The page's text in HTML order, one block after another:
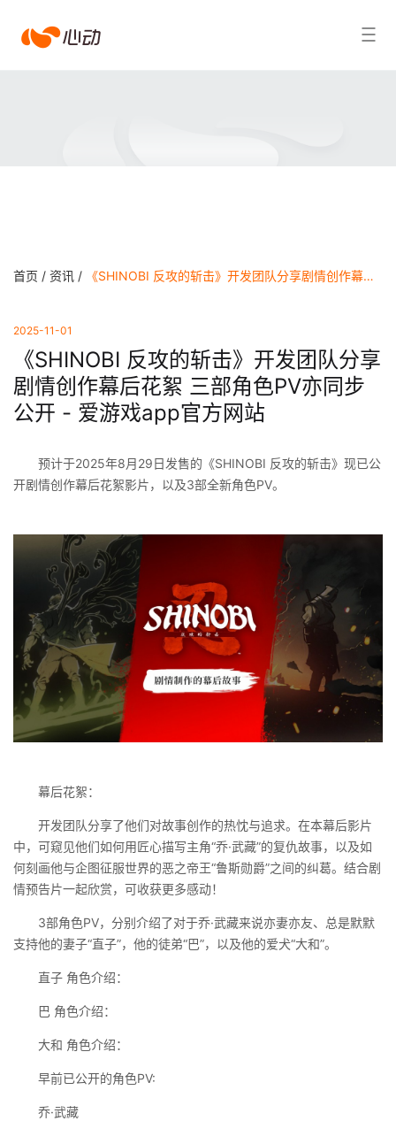
爱搜索结果
首页 / 资讯 / 《SHINOBI 反攻的斩击》开发团队分享剧情创作幕后花絮 三部角色PV亦同步公开 - 爱游戏app官方网站
2025-11-01
《SHINOBI 反攻的斩击》开发团队分享
剧情创作幕后花絮 三部角色PV亦同步
公开 - 爱游戏app官方网站
预计于2025年8月29日发售的《SHINOBI 反攻的斩击》现已公
开剧情创作幕后花絮影片，以及3部全新角色PV。
幕后花絮：
开发团队分享了他们对故事创作的热忱与追求。在本幕后影片
中，可窥见他们如何用匠心描写主角“乔·武藏”的复仇故事，以及如
何刻画他与企图征服世界的恶之帝王“鲁斯勋爵”之间的纠葛。结合剧
情预告片一起欣赏，可收获更多感动！
3部角色PV，分别介绍了对于乔·武藏来说亦妻亦友、总是默默
支持他的妻子“直子”，他的徒弟“巴”，以及他的爱犬“大和”。
直子 角色介绍：
巴 角色介绍：
大和 角色介绍：
早前已公开的角色PV:
乔·武藏